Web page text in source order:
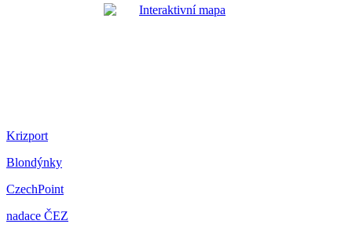
Krizport
Blondýnky
CzechPoint
nadace ČEZ